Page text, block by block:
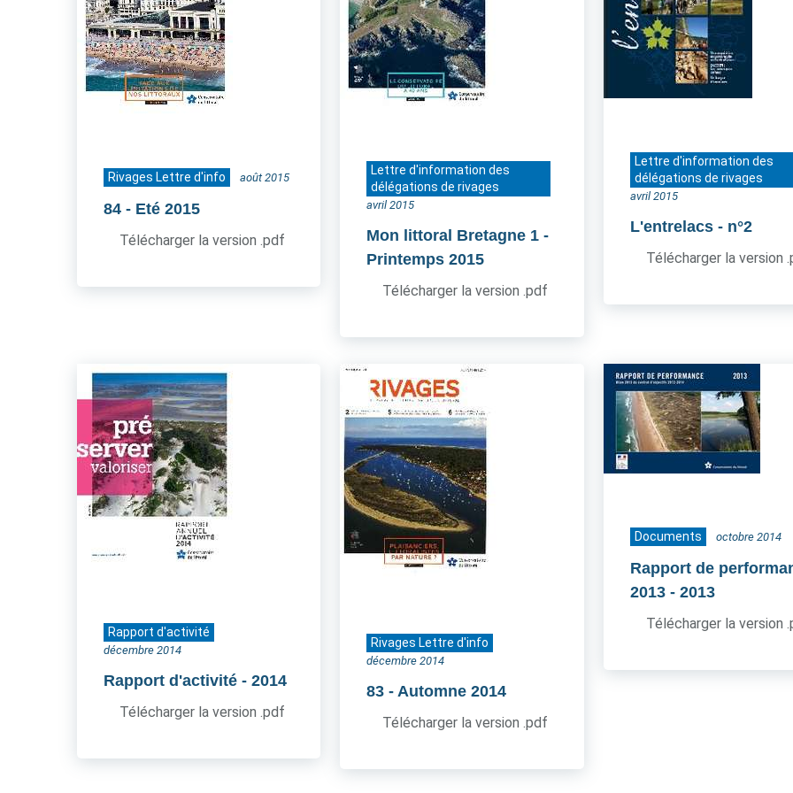
Rivages Lettre d'info août 2015
84 - Eté 2015
Télécharger la version .pdf
Lettre d'information des
délégations de rivages
avril 2015
Mon littoral Bretagne 1 -
Printemps 2015
Télécharger la version .pdf
Lettre d'information des
délégations de rivages
avril 2015
L'entrelacs - n°2
Télécharger la version
Rapport d'activité
décembre 2014
Rapport d'activité - 2014
Télécharger la version .pdf
Rivages Lettre d'info
décembre 2014
83 - Automne 2014
Télécharger la version .pdf
Documents octobre 2014
Rapport de
2013 - 2013
Télécharger la version